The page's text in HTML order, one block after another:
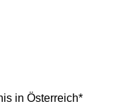
in Österreich*